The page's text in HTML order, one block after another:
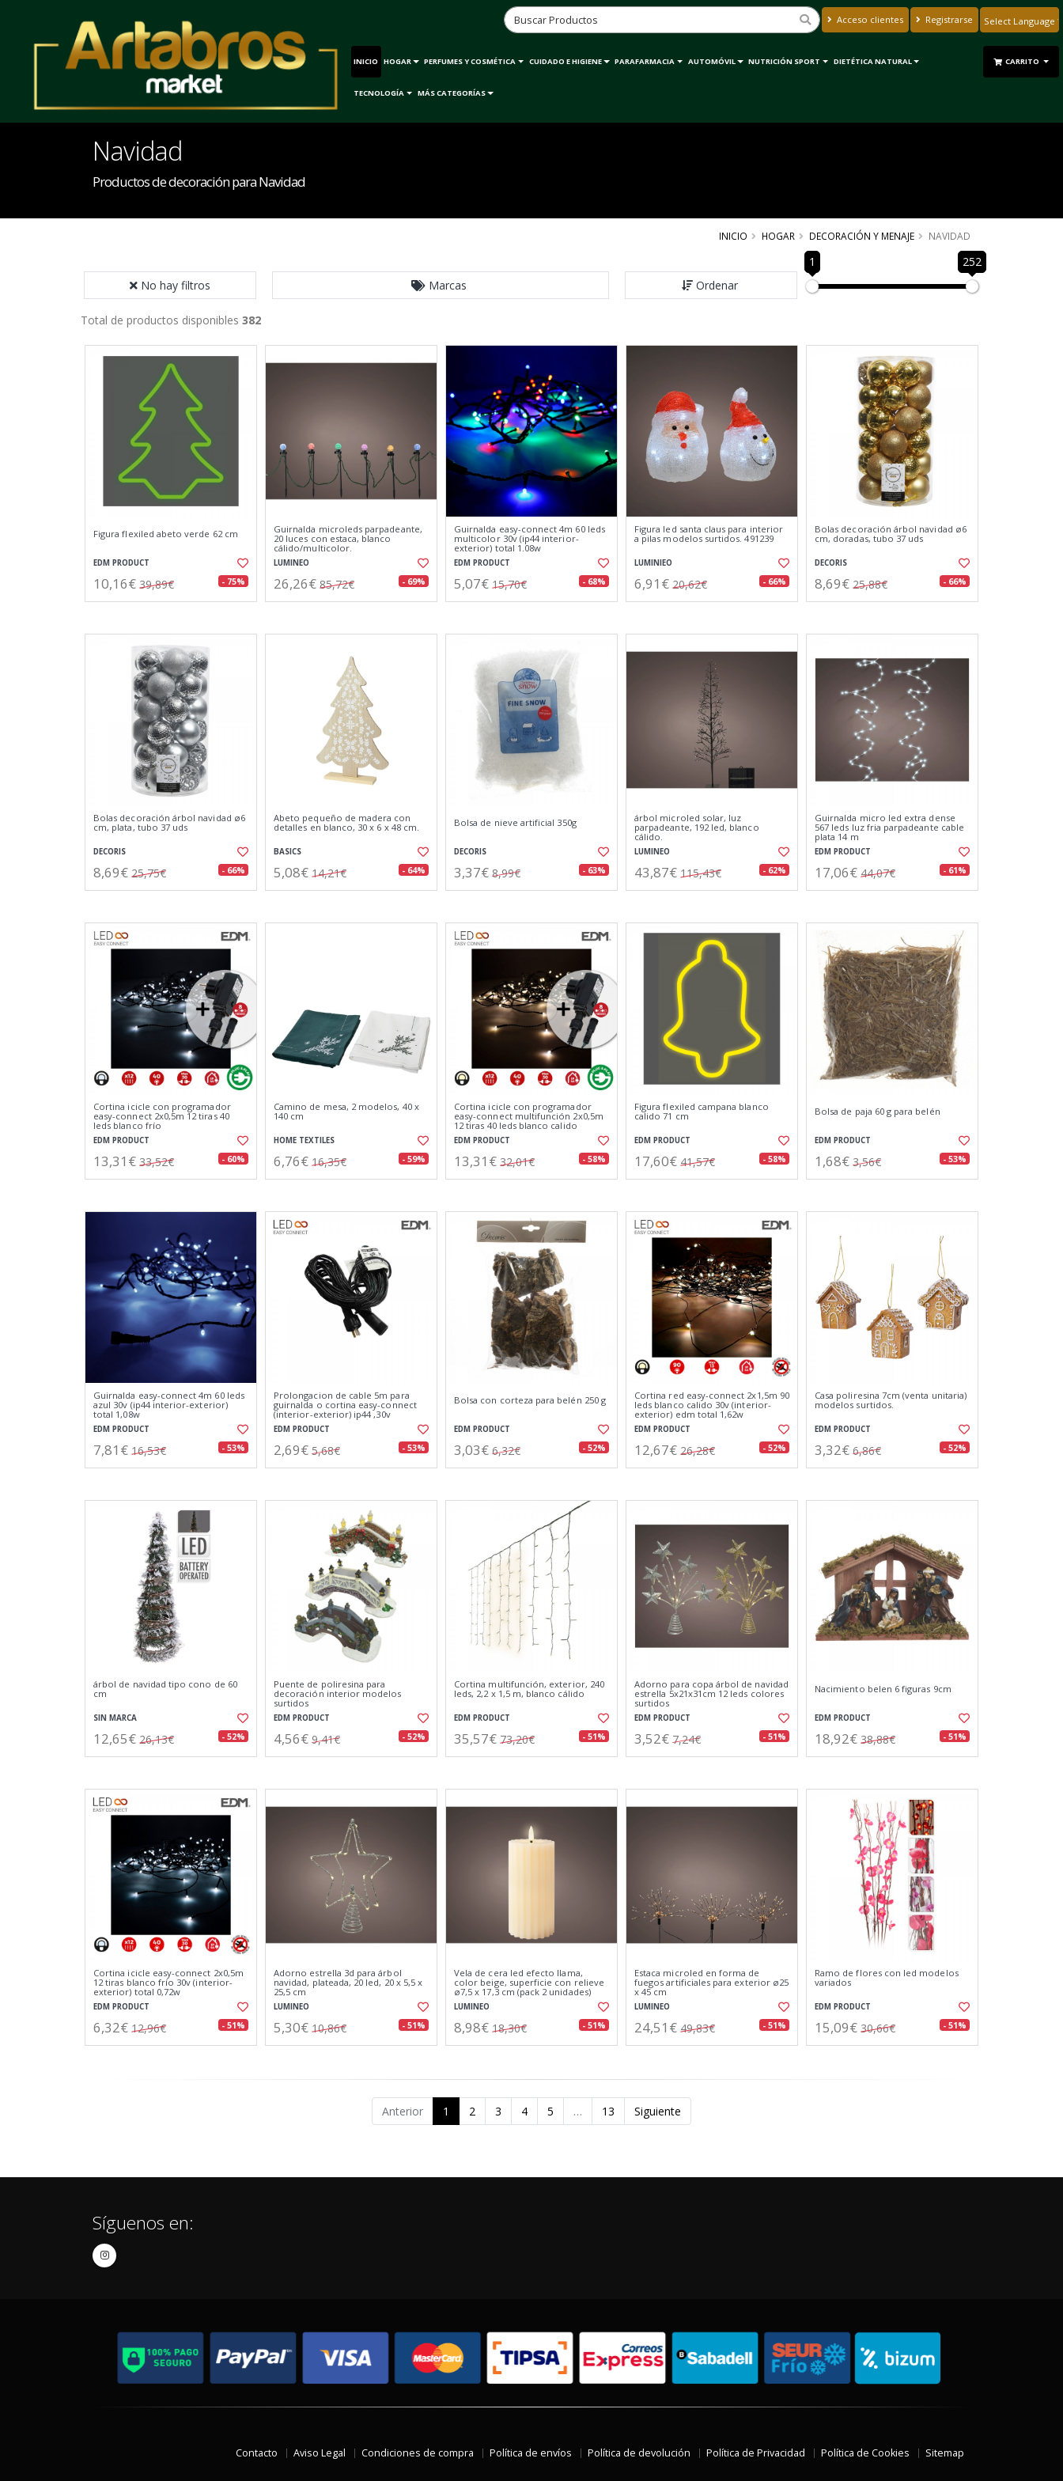
Acceso clientes Registrarse
Translate
INICIO HOGAR PERFUMES Y COSMÉTICA CUIDADO E HIGIENE PARAFARMACIA AUTOMÓVIL NUTRICIÓN SPORT DIETÉTICA NATURAL
TECNOLOGÍA MÁS CATEGORÍAS
CARRITO
Navidad
Productos de decoración para Navidad
INICIO HOGAR DECORACIÓN Y MENAJE NAVIDAD
No hay filtros Marcas Ordenar
1 252
Total de productos disponibles 382
Figura flexiled abeto verde 62 cm
EDM PRODUCT
10,16€ 39,89€ - 75%
Guirnalda microleds parpadeante,
20 luces con estaca, blanco
cálido/multicolor.
LUMINEO
26,26€ 85,72€ - 69%
Guirnalda easy-connect 4m 60 leds
multicolor 30v (ip44 interior-
exterior) total 1.08w
EDM PRODUCT
5,07€ 15,70€ - 68%
Figura led santa claus para interior
a pilas modelos surtidos. 491239
LUMINIEO
6,91€ 20,62€ - 66%
Bolas decoración árbol navidad ø6
cm, doradas, tubo 37 uds
DECORIS
8,69€ 25,88€ - 66%
Bolas decoración árbol navidad ø6
cm, plata, tubo 37 uds
DECORIS
8,69€ 25,75€ - 66%
Abeto pequeño de madera con
detalles en blanco, 30 x 6 x 48 cm.
BASICS
5,08€ 14,21€ - 64%
Bolsa de nieve artificial 350g
DECORIS
3,37€ 8,99€ - 63%
árbol microled solar, luz
parpadeante, 192 led, blanco
cálido.
LUMINEO
43,87€ 115,43€ - 62%
Guirnalda micro led extra dense
567 leds luz fria parpadeante cable
plata 14 m
EDM PRODUCT
17,06€ 44,07€ - 61%
Cortina icicle con programador
easy-connect 2x0,5m 12 tiras 40
leds blanco frío
EDM PRODUCT
13,31€ 33,52€ - 60%
Camino de mesa, 2 modelos, 40 x
140 cm
HOME TEXTILES
6,76€ 16,35€ - 59%
Cortina icicle con programador
easy-connect multifunción 2x0,5m
12 tiras 40 leds blanco calido
EDM PRODUCT
13,31€ 32,01€ - 58%
Figura flexiled campana blanco
calido 71 cm
EDM PRODUCT
17,60€ 41,57€ - 58%
Bolsa de paja 60 g para belén
EDM PRODUCT
1,68€ 3,56€ - 53%
Guirnalda easy-connect 4m 60 leds
azul 30v (ip44 interior-exterior)
total 1,08w
EDM PRODUCT
7,81€ 16,53€ - 53%
Prolongacion de cable 5m para
guirnalda o cortina easy-connect
(interior-exterior) ip44 ,30v
EDM PRODUCT
2,69€ 5,68€ - 53%
Bolsa con corteza para belén 250 g
EDM PRODUCT
3,03€ 6,32€ - 52%
Cortina red easy-connect 2x1,5m 90
leds blanco calido 30v (interior-
exterior) edm total 1,62w
EDM PRODUCT
12,67€ 26,28€ - 52%
Casa poliresina 7cm (venta unitaria)
modelos surtidos.
EDM PRODUCT
3,32€ 6,86€ - 52%
árbol de navidad tipo cono de 60
cm
SIN MARCA
12,65€ 26,13€ - 52%
Puente de poliresina para
decoración interior modelos
surtidos
EDM PRODUCT
4,56€ 9,41€ - 52%
Cortina multifunción, exterior, 240
leds, 2,2 x 1,5 m, blanco cálido
EDM PRODUCT
35,57€ 73,20€ - 51%
Adorno para copa árbol de navidad
estrella 5x21x31cm 12 leds colores
surtidos
EDM PRODUCT
3,52€ 7,24€ - 51%
Nacimiento belen 6 figuras 9cm
EDM PRODUCT
18,92€ 38,88€ - 51%
Cortina icicle easy-connect 2x0,5m
12 tiras blanco frío 30v (interior-
exterior) total 0,72w
EDM PRODUCT
6,32€ 12,96€ - 51%
Adorno estrella 3d para árbol
navidad, plateada, 20 led, 20 x 5,5 x
25,5 cm
LUMINEO
5,30€ 10,86€ - 51%
Vela de cera led efecto llama,
color beige, superficie con relieve
ø7,5 x 17,3 cm (pack 2 unidades)
LUMINEO
8,98€ 18,30€ - 51%
Estaca microled en forma de
fuegos artificiales para exterior ø25
x 45 cm
LUMINEO
24,51€ 49,83€ - 51%
Ramo de flores con led modelos
variados
EDM PRODUCT
15,09€ 30,66€ - 51%
Anterior 1 2 3 4 5 … 13 Siguiente
Síguenos en:
Contacto Aviso Legal Condiciones de compra Política de envíos Política de devolución Política de Privacidad Política de Cookies Sitemap